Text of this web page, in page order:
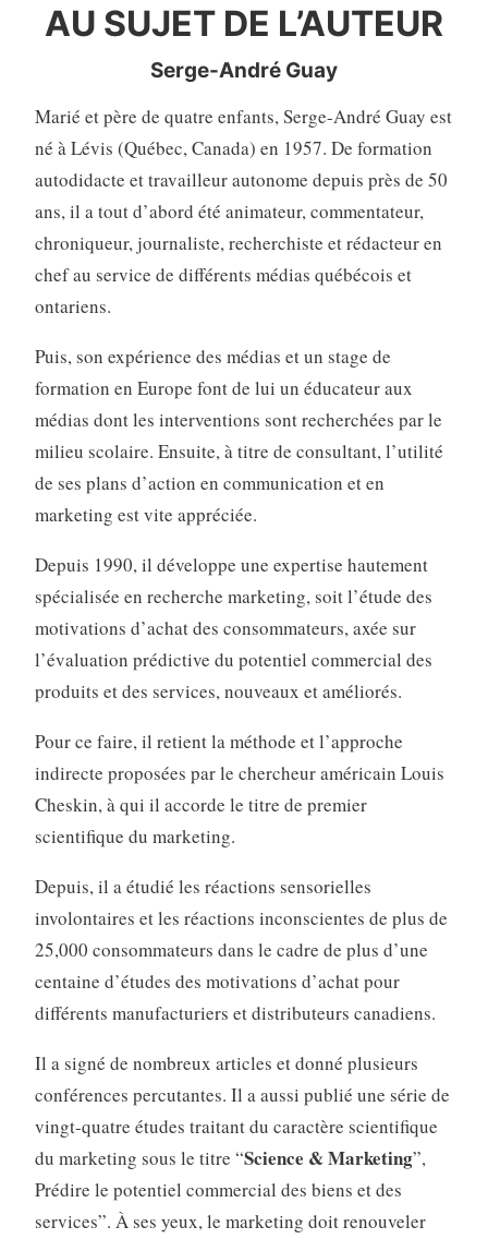
AU SUJET DE L’AUTEUR
Serge-André Guay
Marié et père de quatre enfants, Serge-André Guay est
né à Lévis (Québec, Canada) en 1957. De formation
autodidacte et travailleur autonome depuis près de 50
ans, il a tout d’abord été animateur, commentateur,
chroniqueur, journaliste, recherchiste et rédacteur en
chef au service de différents médias québécois et
ontariens.
Puis, son expérience des médias et un stage de
formation en Europe font de lui un éducateur aux
médias dont les interventions sont recherchées par le
milieu scolaire. Ensuite, à titre de consultant, l’utilité
de ses plans d’action en communication et en
marketing est vite appréciée.
Depuis 1990, il développe une expertise hautement
spécialisée en recherche marketing, soit l’étude des
motivations d’achat des consommateurs, axée sur
l’évaluation prédictive du potentiel commercial des
produits et des services, nouveaux et améliorés.
Pour ce faire, il retient la méthode et l’approche
indirecte proposées par le chercheur américain Louis
Cheskin, à qui il accorde le titre de premier
scientifique du marketing.
Depuis, il a étudié les réactions sensorielles
involontaires et les réactions inconscientes de plus de
25,000 consommateurs dans le cadre de plus d’une
centaine d’études des motivations d’achat pour
différents manufacturiers et distributeurs canadiens.
Il a signé de nombreux articles et donné plusieurs
conférences percutantes. Il a aussi publié une série de
vingt-quatre études traitant du caractère scientifique
du marketing sous le titre “Science & Marketing”,
Prédire le potentiel commercial des biens et des
services”. À ses yeux, le marketing doit renouveler